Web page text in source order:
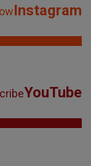
Instagram
YouTube